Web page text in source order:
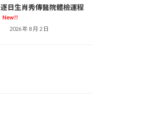
逐日生肖秀傳醫院體檢運程
New!!
2026 年 8 月 2 日